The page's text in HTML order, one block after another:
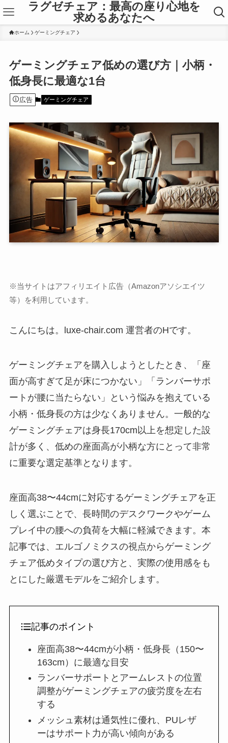
ラグゼチェア：最高の座り心地を
求めるあなたへ
ホーム ゲーミングチェア
ゲーミングチェア低めの選び方｜小柄・
低身長に最適な1台
広告 ゲーミングチェア
※当サイトはアフィリエイト広告（Amazonアソシエイツ
等）を利用しています。
こんにちは。luxe-chair.com 運営者のHです。
ゲーミングチェアを購入しようとしたとき、「座
面が高すぎて足が床につかない」「ランバーサポ
ートが腰に当たらない」という悩みを抱えている
小柄・低身長の方は少なくありません。一般的な
ゲーミングチェアは身長170cm以上を想定した設
計が多く、低めの座面高が小柄な方にとって非常
に重要な選定基準となります。
座面高38〜44cmに対応するゲーミングチェアを正
しく選ぶことで、長時間のデスクワークやゲーム
プレイ中の腰への負荷を大幅に軽減できます。本
記事では、エルゴノミクスの視点からゲーミング
チェア低めタイプの選び方と、実際の使用感をも
とにした厳選モデルをご紹介します。
記事のポイント
座面高38〜44cmが小柄・低身長（150〜
163cm）に最適な目安
ランバーサポートとアームレストの位置
調整がゲーミングチェアの疲労度を左右
する
メッシュ素材は通気性に優れ、PUレザ
ーはサポート力が高い傾向がある